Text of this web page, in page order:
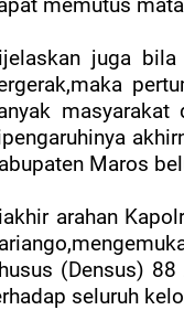
memutus
juga
masyarakat
Maros
arahan
(Densus)
seluruh